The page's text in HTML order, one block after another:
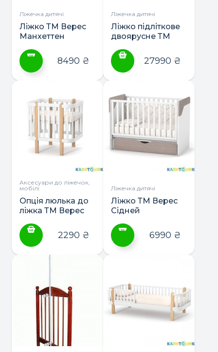
сторінці
товару
сторінці
товару
Ліжечка дитячі
Ліжко ТМ Верес
Манхеттен
має
кілька
варіантів.
Параметри
можна
сторінці
8490 ₴
Ліжечка дитячі
Ліжко підліткове
двоярусне ТМ
190*80
27990 ₴
Аксесуари до ліжечок,
мобілі
Опція люлька до
ліжка ТМ Верес
2290 ₴
Ліжечка дитячі
Ліжко ТМ Верес
Сідней
кілька
варіантів.
Параметри
6990 ₴